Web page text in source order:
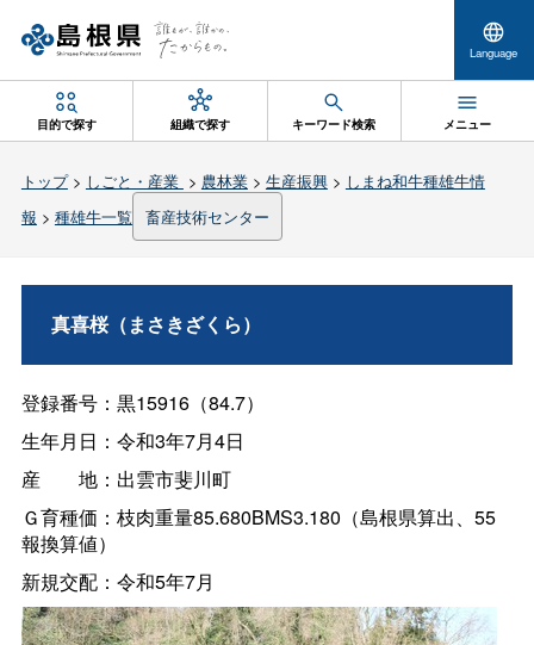
Language
目的で探す 組織で探す キーワード検索 メニュー
トップ> しごと・産業 > 農林業> 生産振興> しまね和牛種雄牛情
報 > 種雄牛一覧 畜産技術センター
真喜桜（まさきざくら）
登録番号：黒15916（84.7）
生年月日：令和3年7月4日
産 地：出雲市斐川町
Ｇ育種価：枝肉重量85.680BMS3.180（島根県算出、55
報換算値）
新規交配：令和5年7月